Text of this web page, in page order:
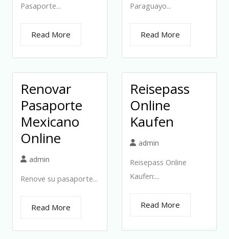
Pasaporte...
Read More
Paraguayo...
Read More
Renovar
Pasaporte
Mexicano
Online
admin
Renove su pasaporte...
Read More
Reisepass
Online
Kaufen
admin
Reisepass Online
Kaufen:...
Read More